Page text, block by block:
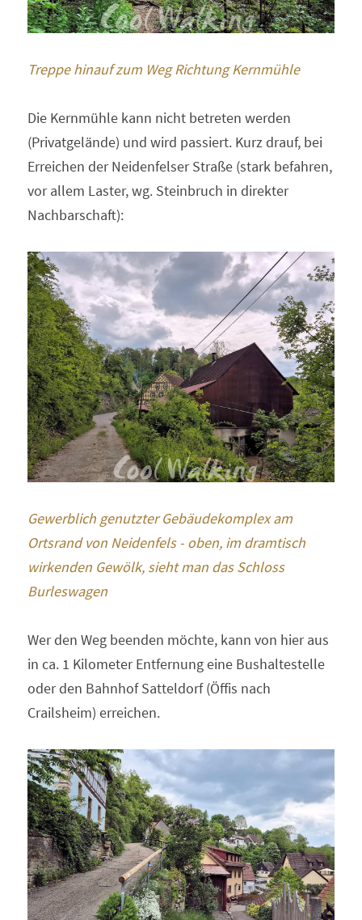
Treppe hinauf zum Weg Richtung Kernmühle
Die Kernmühle kann nicht betreten werden
(Privatgelände) und wird passiert. Kurz drauf, bei
Erreichen der Neidenfelser Straße (stark befahren,
vor allem Laster, wg. Steinbruch in direkter
Nachbarschaft):
Gewerblich genutzter Gebäudekomplex am
Ortsrand von Neidenfels - oben, im dramtisch
wirkenden Gewölk, sieht man das Schloss
Burleswagen
Wer den Weg beenden möchte, kann von hier aus
in ca. 1 Kilometer Entfernung eine Bushaltestelle
oder den Bahnhof Satteldorf (Öffis nach
Crailsheim) erreichen.